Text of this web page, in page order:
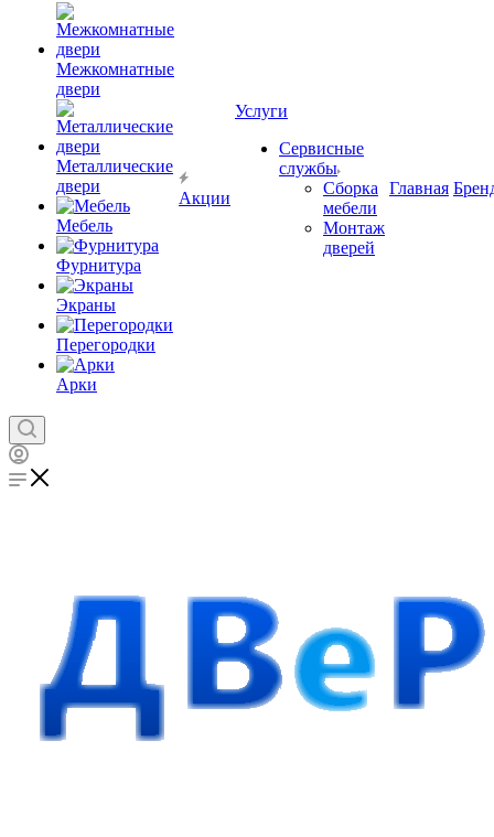
Межкомнатные
двери
Металлические
двери
Мебель
Фурнитура
Экраны
Перегородки
Арки
Акции
Услуги
Сервисные
службы
Сборка
мебели
Монтаж
дверей
Главная